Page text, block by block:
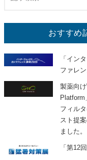
おすすめ
「イン
ファレ
製薬向
Platform
フィル
スト提
ました。
「第12